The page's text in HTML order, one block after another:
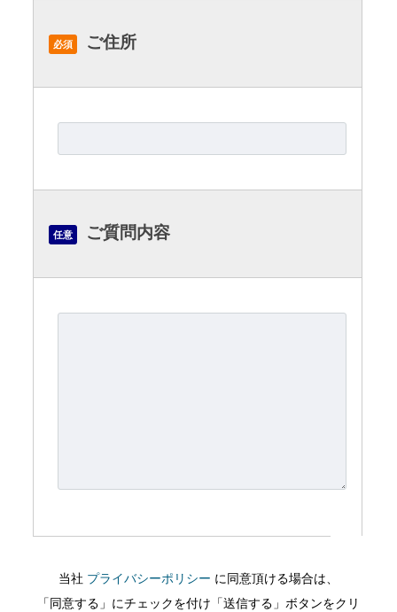
必須 ご住所
任意 ご質問内容
当社 プライバシーポリシー に同意頂ける場合は、
「同意する」にチェックを付け「送信する」ボタンをクリ